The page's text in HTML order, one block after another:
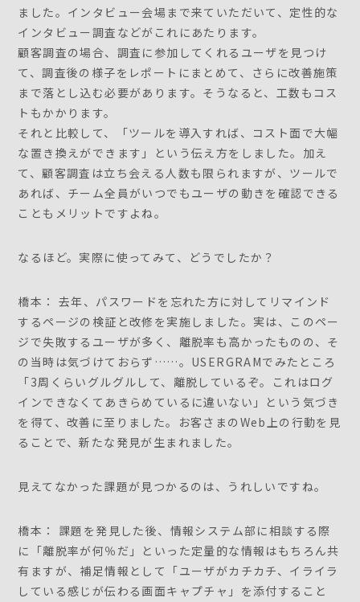
ました。インタビュー会場まで来ていただいて、定性的な
インタビュー調査などがこれにあたります。
顧客調査の場合、調査に参加してくれるユーザを見つけ
て、調査後の様子をレポートにまとめて、さらに改善施策
まで落とし込む必要があります。そうなると、工数もコス
トもかかります。
それと比較して、「ツールを導入すれば、コスト面で大幅
な置き換えができます」という伝え方をしました。加え
て、顧客調査は立ち会える人数も限られますが、ツールで
あれば、チーム全員がいつでもユーザの動きを確認できる
こともメリットですよね。
なるほど。実際に使ってみて、どうでしたか？
橋本： 去年、パスワードを忘れた方に対してリマインド
するページの検証と改修を実施しました。実は、このペー
ジで失敗するユーザが多く、離脱率も高かったものの、そ
の当時は気づけておらず……。USERGRAMでみたところ
「3周くらいグルグルして、離脱しているぞ。これはログ
インできなくてあきらめているに違いない」という気づき
を得て、改善に至りました。お客さまのWeb上の行動を見
ることで、新たな発見が生まれました。
見えてなかった課題が見つかるのは、うれしいですね。
橋本： 課題を発見した後、情報システム部に相談する際
に「離脱率が何％だ」といった定量的な情報はもちろん共
有ますが、補足情報として「ユーザがカチカチ、イライラ
している感じが伝わる画面キャプチャ」を添付すること